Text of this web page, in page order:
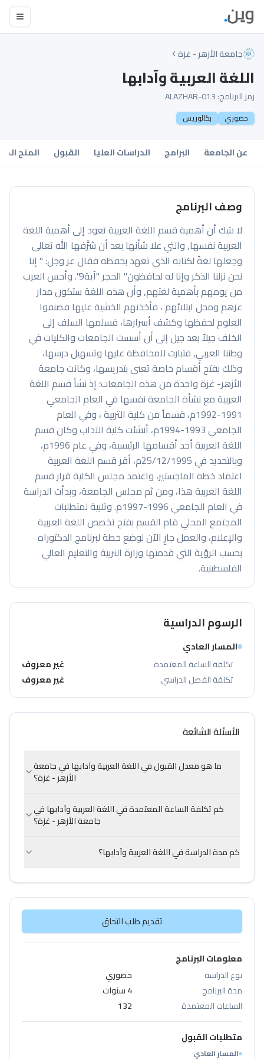
جامعة الأزهر - غزة
اللغة العربية وآدابها
رمز البرنامج:ALAZHAR-013
حضوري بكالوريس
عن الجامعة البرامج الدراسات العليا القبول المنح
وصف البرنامج
لا شك أن أهمية قسم اللغة العربية تعود إلى أهمية اللغة
العربية نفسها, والتي علا شأنها بعد أن شرَّفها الله تعالى
وجعلها لغةً لكتابه الذي تعهد بحفظه فقال عز وجل: " إنا
نحن نزلنا الذكر وإنا له لحافظون" الحجر "آية9". وأحس العرب
من يومهم بأهمية لغتهم, وأن هذه اللغة ستكون مدار
عزهم ومحل ابتلائهم ، فأخذتهم الخشية عليها فصنفوا
العلوم لحفظها وكشف أسرارها، فسلمها السلف إلى
الخلف جيلاً بعد جيل إلى أن أسست الجامعات والكليات في
وطننا العربي, فتبارت للمحافظة عليها وتسهيل درسها،
وذلك بفتح أقسام خاصة تعنى بتدريسها، وكانت جامعة
الأزهر- غزة واحدة من هذه الجامعات؛ إذ نشأ قسم اللغة
العربية مع نشأة الجامعة نفسها في العام الجامعي
1991-1992م، قسماً من كلية التربية ، وفي العام
الجامعي 1993-1994م، أنشئت كلية الآداب وكان قسم
اللغة العربية أحد أقسامها الرئيسية، وفي عام 1996م،
وبالتحديد في 25/12/1995م، أقر قسم اللغة العربية
اعتماد خطة الماجستير، واعتمد مجلس الكلية قرار قسم
اللغة العربية هذا، ومن ثم مجلس الجامعة، وبدأت الدراسة
في العام الجامعي 1996-1997م. وتلبية لمتطلبات
المجتمع المحلي قام القسم بفتح تخصص اللغة العربية
والإعلام، والعمل جارٍ الآن لوضع خطة لبرنامج الدكتوراه
بحسب الرؤية التي قدمتها وزارة التربية والتعليم العالي
الفلسطينية.
الرسوم الدراسية
المسار العادي
تكلفة الساعة المعتمدة
غير معروف
تكلفة الفصل الدراسي
غير معروف
الأسئلة الشائعة
ما هو معدل القبول في اللغة العربية وآدابها في جامعة
الأزهر - غزة؟
كم تكلفة الساعة المعتمدة في اللغة العربية وآدابها في
جامعة الأزهر - غزة؟
كم مدة الدراسة في اللغة العربية وآدابها؟
تقديم طلب التحاق
معلومات البرنامج
نوع الدراسة
حضوري
مدة البرنامج
4 سنوات
الساعات المعتمدة
132
متطلبات القبول
المسار العادي